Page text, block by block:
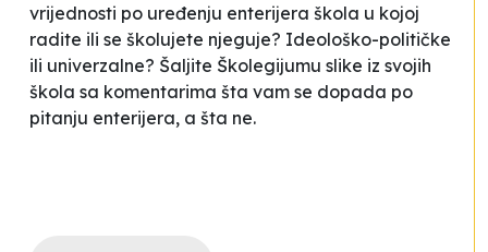
vrijednosti po uređenju enterijera škola u kojoj
radite ili se školujete njeguje? Ideološko-političke
ili univerzalne? Šaljite Školegijumu slike iz svojih
škola sa komentarima šta vam se dopada po
pitanju enterijera, a šta ne.